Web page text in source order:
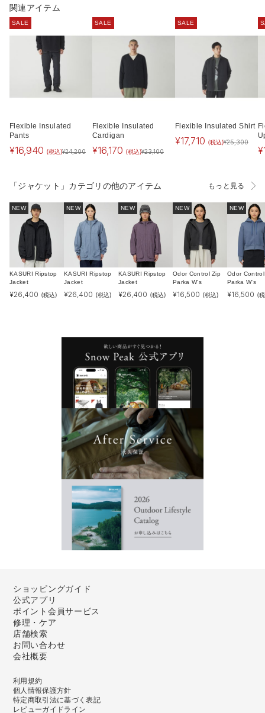
関連アイテム
SALE
Flexible Insulated
Pants
¥16,940 (税込)¥24,200
SALE
Flexible Insulated
Cardigan
¥16,170 (税込)¥23,100
SALE
Flexible Insulated Shirt
¥17,710 (税込)¥25,300
¥
「ジャケット」カテゴリの他のアイテム もっと見る
NEW
KASURI Ripstop
Jacket
¥26,400 (税込)
NEW
KASURI Ripstop
Jacket
¥26,400 (税込)
NEW
KASURI Ripstop
Jacket
¥26,400 (税込)
NEW
Odor Control Zip
Parka W's
¥16,500 (税込)
NEW
Odor
Parka W's
¥16,500 (
ショッピングガイド
公式アプリ
ポイント会員サービス
修理・ケア
店舗検索
お問い合わせ
会社概要
利用規約
個人情報保護方針
特定商取引法に基づく表記
レビューガイドライン